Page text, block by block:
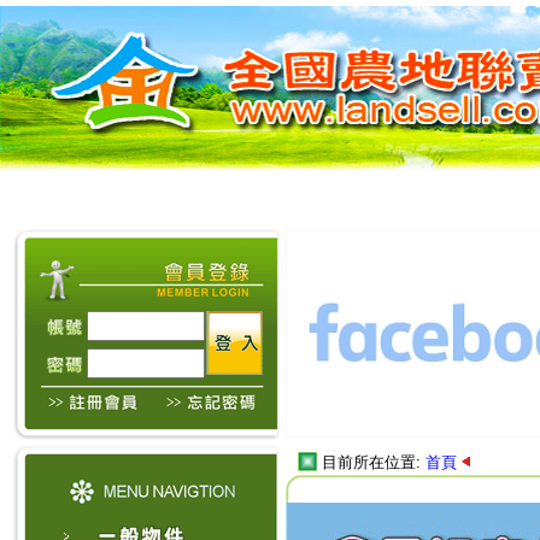
目前所在位置: 首頁